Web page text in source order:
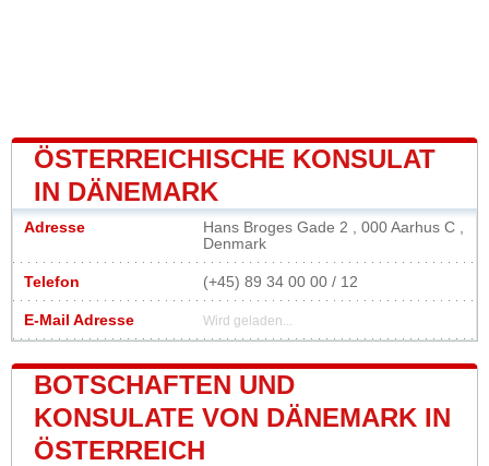
ÖSTERREICHISCHE KONSULAT
IN DÄNEMARK
Adresse
Hans Broges Gade 2 , 000 Aarhus C ,
Denmark
Telefon (+45) 89 34 00 00 / 12
E-Mail Adresse Wird geladen...
BOTSCHAFTEN UND
KONSULATE VON DÄNEMARK IN
ÖSTERREICH